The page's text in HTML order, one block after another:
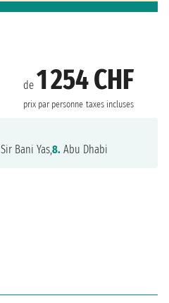
de 1 254 CHF
prix par personne taxes incluses
Sir Bani Yas,8. Abu Dhabi